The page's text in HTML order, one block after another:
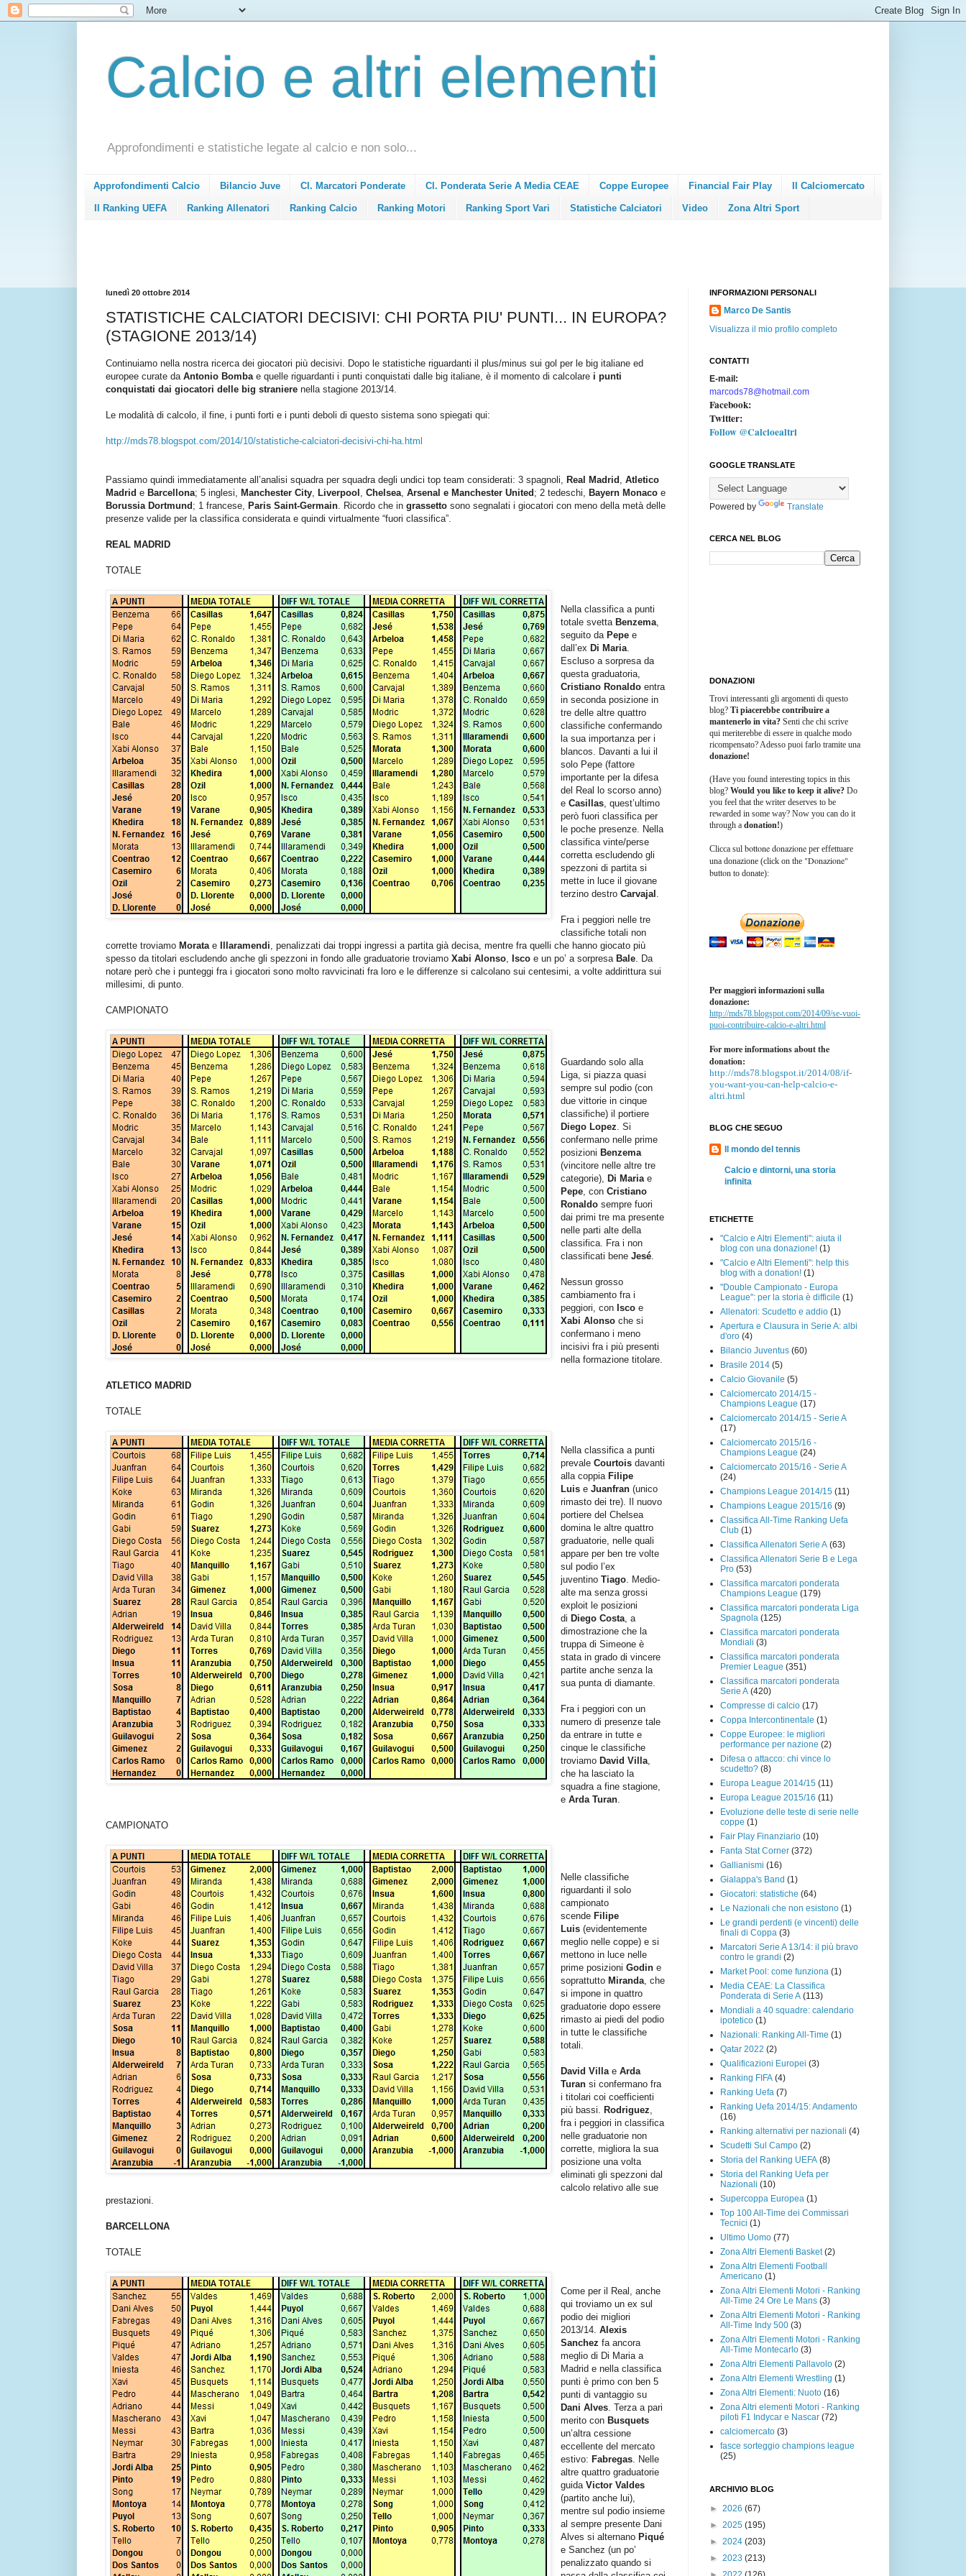
Calcio e altri elementi
Approfondimenti e statistiche legate al calcio e non solo...
Approfondimenti Calcio Bilancio Juve Cl. Marcatori Ponderate Cl. Ponderata Serie A Media CEAE Coppe Europee Financial Fair Play Il Calciomercato
Il Ranking UEFA Ranking Allenatori Ranking Calcio Ranking Motori Ranking Sport Vari Statistiche Calciatori Video Zona Altri Sport
lunedì 20 ottobre 2014
STATISTICHE CALCIATORI DECISIVI: CHI PORTA PIU' PUNTI... IN EUROPA?
(STAGIONE 2013/14)
Continuiamo nella nostra ricerca dei giocatori più decisivi. Dopo le statistiche riguardanti il plus/minus sui gol per le big italiane ed
europee curate da Antonio Bomba e quelle riguardanti i punti conquistati dalle big italiane, è il momento di calcolare i punti
conquistati dai giocatori delle big straniere nella stagione 2013/14.
Le modalità di calcolo, il fine, i punti forti e i punti deboli di questo sistema sono spiegati qui:
http://mds78.blogspot.com/2014/10/statistiche-calciatori-decisivi-chi-ha.html
Passiamo quindi immediatamente all’analisi squadra per squadra degli undici top team considerati: 3 spagnoli, Real Madrid , Atletico
Madrid e Barcellona; 5 inglesi, Manchester City, Liverpool , Chelsea, Arsenal e Manchester United ; 2 tedeschi, Bayern Monaco e
Borussia Dortmund ; 1 francese, Paris Saint-Germain. Ricordo che in grassetto sono segnalati i giocatori con meno della metà delle
presenze valide per la classifica considerata e quindi virtualmente “fuori classifica”.
REAL MADRID
TOTALE
Nella classifica a punti
totale svetta Benzema,
seguito da Pepe e
dall’ex Di Maria.
Escluso a sorpresa da
questa graduatoria,
Cristiano Ronaldo entra
in seconda posizione in
tre delle altre quattro
classifiche confermando
la sua importanza per i
blancos. Davanti a lui il
solo Pepe (fattore
importante per la difesa
del Real lo scorso anno)
eCasillas, quest’ultimo
però fuori classifica per
le poche presenze. Nella
classifica vinte/perse
corretta escludendo gli
spezzoni di partita si
mette in luce il giovane
terzino destroCarvajal .
Fra i peggiori nelle tre
classifiche totali non
corrette troviamo Moratae Illaramendi, penalizzati dai troppi ingressi a partita già decisa, mentre fra quelli che hanno giocato più
spesso da titolari escludendo anche gli spezzoni in fondo alle graduatorie troviamo Xabi Alonso, Isco e un po’ a sorpresa Bale. Da
notare però che i punteggi fra i giocatori sono molto ravvicinati fra loro e le differenze si calcolano sui centesimi, a volte addirittura sui
millesimi, di punto.
CAMPIONATO
Guardando solo alla
Liga, si piazza quasi
sempre sul podio (con
due vittorie in cinque
classifiche) il portiere
Diego Lopez. Si
confermano nelle prime
posizioni Benzema
(vincitore nelle altre tre
categorie), Di Mariae
Pepe, conCristiano
Ronaldo sempre fuori
dai primi tre ma presente
nelle parti alte della
classifica. Fra i non
classificati beneJesé.
Nessun grosso
cambiamento fra i
peggiori, con Isco e
Xabi Alonso che si
confermano i meno
incisivi fra i più presenti
nella formazione titolare.
ATLETICO MADRID
TOTALE
Nella classifica a punti
prevaleCourtois davanti
alla coppia Filipe
Luis eJuanfran (unico
rimasto dei tre). Il nuovo
portiere del Chelsea
domina le altre quattro
graduatorie, nelle quali
appare per ben tre volte
sul podio l’ex
juventinoTiago. Medio-
alte ma senza grossi
exploit le posizioni
di Diego Costa, a
dimostrazione che la
truppa di Simeone è
stata in grado di vincere
partite anche senza la
sua punta di diamante.
Fra i peggiori con un
numero di presenze tale
da entrare in tutte e
cinque le classifiche
troviamo David Villa,
che ha lasciato la
squadra a fine stagione,
eArda Turan.
CAMPIONATO
Nelle classifiche
riguardanti il solo
campionato
scende Filipe
Luis (evidentemente
meglio nelle coppe) e si
mettono in luce nelle
prime posizioniGodine
soprattutto Miranda, che
si impone in quattro
graduatorie dopo essere
rimasto ai piedi del podio
in tutte le classifiche
totali.
David VillaeArda
Turan si confermano fra
i titolari coi coefficienti
più bassi. Rodriguez,
fra i peggiori in classifica
nelle graduatorie non
corrette, migliora la sua
posizione una volta
eliminati gli spezzoni dal
calcolo relativo alle sue
prestazioni.
BARCELLONA
TOTALE
Come per il Real, anche
qui troviamo un ex sul
podio dei migliori
2013/14.Alexis
Sanchez fa ancora
meglio di Di Maria a
Madrid e nella classifica
punti è primo con ben 5
punti di vantaggio su
Dani Alves. Terza a pari
merito con Busquets
un’altra cessione
eccellente del mercato
estivo: Fabregas. Nelle
altre quattro graduatorie
guidaVictor Valdes
(partito anche lui),
mentre sul podio insieme
al sempre presente Dani
Alves si alternano Piqué
e Sanchez (un po’
penalizzato quando si
INFORMAZIONI PERSONALI
Marco De Santis
Visualizza il mio profilo completo
CONTATTI
E-mail:
marcods78@hotmail.com
Facebook:
Twitter:
Follow @Calcioealtri
GOOGLE TRANSLATE
Powered by Translate
CERCA NEL BLOG
DONAZIONI
Trovi interessanti gli argomenti di questo
blog? Ti piacerebbe contribuire a
mantenerlo in vita? Senti che chi scrive
qui meriterebbe di essere in qualche modo
ricompensato? Adesso puoi farlo tramite una
donazione!
(Have you found interesting topics in this
blog? Would you like to keep it alive? Do
you feel that the writer deserves to be
rewarded in some way? Now you can do it
through a donation!)
Clicca sul bottone donazione per effettuare
una donazione (click on the "Donazione"
button to donate):
Per maggiori informazioni sulla
donazione:
http://mds78.blogspot.com/2014/09/se-vuoi-
puoi-contribuire-calcio-e-altri.html
For more informations about the
donation:
http://mds78.blogspot.it/2014/08/if-
you-want-you-can-help-calcio-e-
altri.html
BLOG CHE SEGUO
Il mondo del tennis
Calcio e dintorni, una storia
infinita
ETICHETTE
"Calcio e Altri Elementi": aiuta il
blog con una donazione! (1)
"Calcio e Altri Elementi": help this
blog with a donation! (1)
"Double Campionato - Europa
League": per la storia è difficile (1)
Allenatori: Scudetto e addio (1)
Apertura e Clausura in Serie A: albi
d'oro (4)
Bilancio Juventus (60)
Brasile 2014 (5)
Calcio Giovanile (5)
Calciomercato 2014/15 -
Champions League (17)
Calciomercato 2014/15 - Serie A
(17)
Calciomercato 2015/16 -
Champions League (24)
Calciomercato 2015/16 - Serie A
(24)
Champions League 2014/15 (11)
Champions League 2015/16 (9)
Classifica All-Time Ranking Uefa
Club (1)
Classifica Allenatori Serie A (63)
Classifica Allenatori Serie B e Lega
Pro (53)
Classifica marcatori ponderata
Champions League (179)
Classifica marcatori ponderata Liga
Spagnola (125)
Classifica marcatori ponderata
Mondiali (3)
Classifica marcatori ponderata
Premier League (351)
Classifica marcatori ponderata
Serie A (420)
Compresse di calcio (17)
Coppa Intercontinentale (1)
Coppe Europee: le migliori
performance per nazione (2)
Difesa o attacco: chi vince lo
scudetto? (8)
Europa League 2014/15 (11)
Europa League 2015/16 (11)
Evoluzione delle teste di serie nelle
coppe (1)
Fair Play Finanziario (10)
Fanta Stat Corner (372)
Gallianismi (16)
Gialappa's Band (1)
Giocatori: statistiche (64)
Le Nazionali che non esistono (1)
Le grandi perdenti (e vincenti) delle
finali di Coppa (3)
Marcatori Serie A 13/14: il più bravo
contro le grandi (2)
Market Pool: come funziona (1)
Media CEAE: La Classifica
Ponderata di Serie A (113)
Mondiali a 40 squadre: calendario
ipotetico (1)
Nazionali: Ranking All-Time (1)
Qatar 2022 (2)
Qualificazioni Europei (3)
Ranking FIFA (4)
Ranking Uefa (7)
Ranking Uefa 2014/15: Andamento
(16)
Ranking alternativi per nazionali (4)
Scudetti Sul Campo (2)
Storia del Ranking UEFA (8)
Storia del Ranking Uefa per
Nazionali (10)
Supercoppa Europea (1)
Top 100 All-Time dei Commissari
Tecnici (1)
Ultimo Uomo (77)
Zona Altri Elementi Basket (2)
Zona Altri Elementi Football
Americano (1)
Zona Altri Elementi Motori - Ranking
All-Time 24 Ore Le Mans (3)
Zona Altri Elementi Motori - Ranking
All-Time Indy 500 (3)
Zona Altri Elementi Motori - Ranking
All-Time Montecarlo (3)
Zona Altri Elementi Pallavolo (2)
Zona Altri Elementi Wrestling (1)
Zona Altri Elementi: Nuoto (16)
Zona Altri elementi Motori - Ranking
piloti F1 Indycar e Nascar (72)
calciomercato (3)
fasce sorteggio champions league
(25)
ARCHIVIO BLOG
► 2026 (67)
► 2025 (195)
► 2024 (203)
► 2023 (213)